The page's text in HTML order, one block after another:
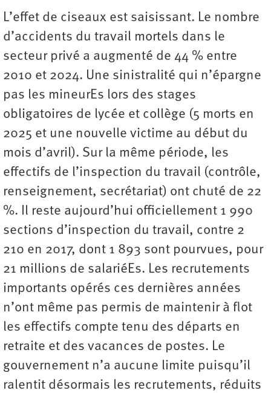
L’effet de ciseaux est saisissant. Le nombre
d’accidents du travail mortels dans le
secteur privé a augmenté de 44 % entre
2010 et 2024. Une sinistralité qui n’épargne
pas les mineurEs lors des stages
obligatoires de lycée et collège (5 morts en
2025 et une nouvelle victime au début du
mois d’avril). Sur la même période, les
effectifs de l’inspection du travail (contrôle,
renseignement, secrétariat) ont chuté de 22
%. Il reste aujourd’hui officiellement 1 990
sections d’inspection du travail, contre 2
210 en 2017, dont 1 893 sont pourvues, pour
21 millions de salariéEs. Les recrutements
importants opérés ces dernières années
n’ont même pas permis de maintenir à flot
les effectifs compte tenu des départs en
retraite et des vacances de postes. Le
gouvernement n’a aucune limite puisqu’il
ralentit désormais les recrutements, réduits